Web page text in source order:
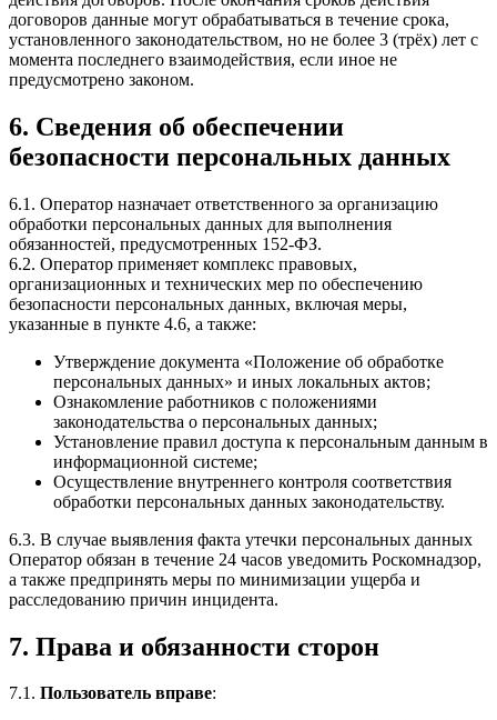
договоров данные могут обрабатываться в течение срока,
установленного законодательством, но не более 3 (трёх) лет с
момента последнего взаимодействия, если иное не
предусмотрено законом.
6. Сведения об обеспечении
безопасности персональных данных
6.1. Оператор назначает ответственного за организацию
обработки персональных данных для выполнения
обязанностей, предусмотренных 152-ФЗ.
6.2. Оператор применяет комплекс правовых,
организационных и технических мер по обеспечению
безопасности персональных данных, включая меры,
указанные в пункте 4.6, а также:
Утверждение документа «Положение об обработке
персональных данных» и иных локальных актов;
Ознакомление работников с положениями
законодательства о персональных данных;
Установление правил доступа к персональным данным в
информационной системе;
Осуществление внутреннего контроля соответствия
обработки персональных данных законодательству.
6.3. В случае выявления факта утечки персональных данных
Оператор обязан в течение 24 часов уведомить Роскомнадзор,
а также предпринять меры по минимизации ущерба и
расследованию причин инцидента.
7. Права и обязанности сторон
7.1. Пользователь вправе: